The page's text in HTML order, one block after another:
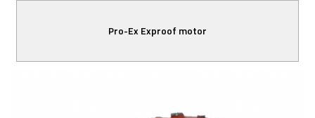
Pro-Ex Exproof motor